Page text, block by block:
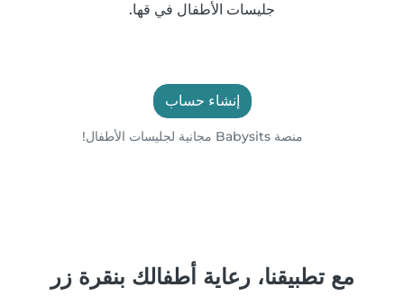
جليسات الأطفال في قها.
إنشاء حساب
منصة Babysits مجانية لجليسات الأطفال!
مع تطبيقنا، رعاية أطفالك بنقرة زر